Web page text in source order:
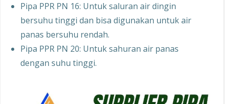
Pipa PPR PN 16: Untuk saluran air dingin
bersuhu tinggi dan bisa digunakan untuk air
panas bersuhu rendah.
Pipa PPR PN 20: Untuk sahuran air panas
dengan suhu tinggi.